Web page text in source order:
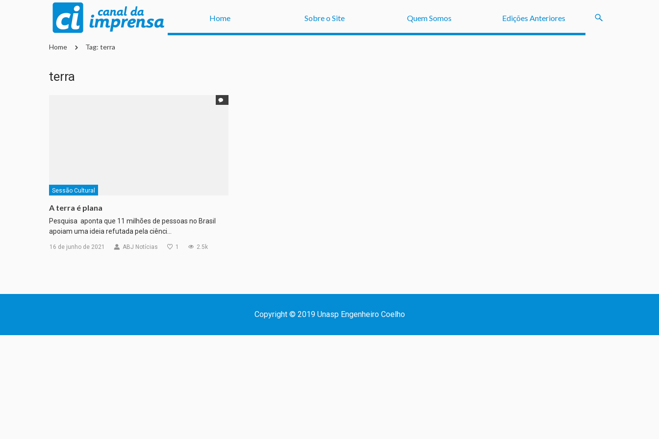
Home Sobre o Site Quem Somos Edições Anteriores
Home Tag: terra
terra
Sessão Cultural
A terra é plana
Pesquisa aponta que 11 milhões de pessoas no Brasil
apoiam uma ideia refutada pela ciênci…
16 de junho de 2021 ABJ Notícias 1 2.5k
Copyright © 2019 Unasp Engenheiro Coelho